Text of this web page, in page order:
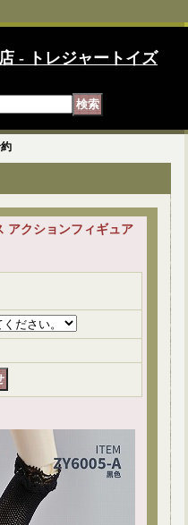
- トレジャートイズ
アクションフィギュア